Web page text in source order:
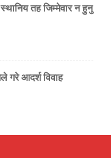
तह जिम्मेवार न हुनु
गरे आदर्श विवाह